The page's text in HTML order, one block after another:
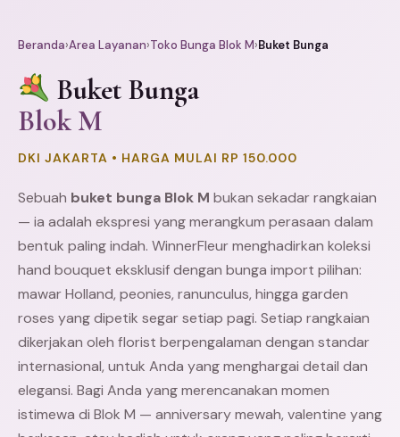
Beranda›Area Layanan›Toko Bunga Blok M›Buket Bunga
Buket Bunga
Blok M
DKI JAKARTA • HARGA MULAI RP 150.000
Sebuah buket bunga Blok M bukan sekadar rangkaian
— ia adalah ekspresi yang merangkum perasaan dalam
bentuk paling indah. WinnerFleur menghadirkan koleksi
hand bouquet eksklusif dengan bunga import pilihan:
mawar Holland, peonies, ranunculus, hingga garden
roses yang dipetik segar setiap pagi. Setiap rangkaian
dikerjakan oleh florist berpengalaman dengan standar
internasional, untuk Anda yang menghargai detail dan
elegansi. Bagi Anda yang merencanakan momen
istimewa di Blok M — anniversary mewah, valentine yang